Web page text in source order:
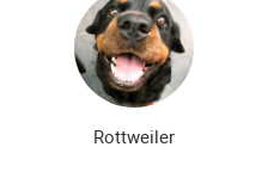
Rottweiler